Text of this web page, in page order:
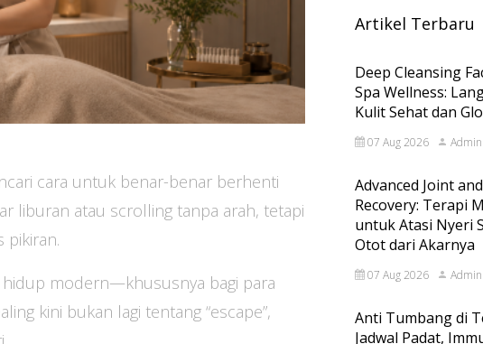
cara untuk benar-benar berhenti
liburan atau scrolling tanpa arah, tetapi
pikiran.
modern—khususnya bagi para
kini bukan lagi tentang “escape”,
Artikel Terbaru
Deep Cleansing
Spa Wellness:
Kulit Sehat dan
07 Aug 2026 Admin
Advanced Joint
Recovery: Terapi
untuk Atasi Nyeri
Otot dari Akarnya
07 Aug 2026 Admin
Anti Tumbang di
Jadwal Padat,